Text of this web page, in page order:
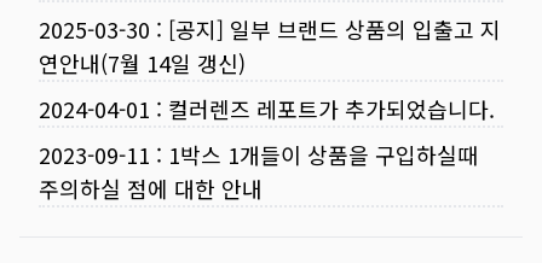
2025-03-30 : [공지] 일부 브랜드 상품의 입출고 지
연안내(7월 14일 갱신)
2024-04-01 : 컬러렌즈 레포트가 추가되었습니다.
2023-09-11 : 1박스 1개들이 상품을 구입하실때
주의하실 점에 대한 안내